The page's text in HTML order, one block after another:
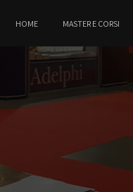
HOME MASTER E CORSI